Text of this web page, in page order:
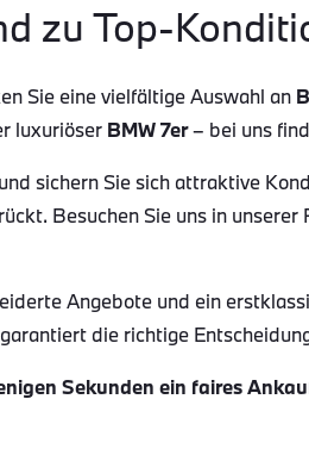
zu Top-
Sie eine vielfältige Auswahl an
luxuriöser BMW 7er– bei uns
und sichern Sie sich attraktive
Besuchen Sie uns in
Angebote und ein
die richtige
Sekunden ein faires